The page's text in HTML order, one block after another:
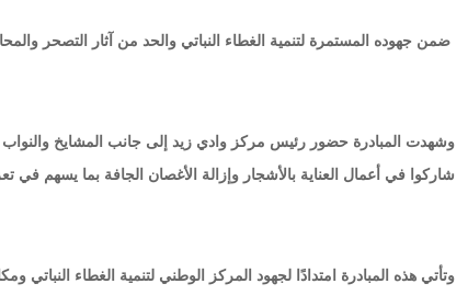
ضمن جهوده المستمرة لتنمية الغطاء النباتي والحد من آثار التصحر
وشهدت المبادرة حضور رئيس مركز وادي زيد إلى جانب المشايخ والنواب
شاركوا في أعمال العناية بالأشجار وإزالة الأغصان الجافة بما يسهم في
وتأتي هذه المبادرة امتدادًا لجهود المركز الوطني لتنمية الغطاء النباتي